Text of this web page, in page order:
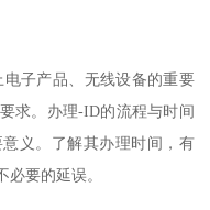
子产品、无线设备的重要
求。办理-ID的流程与时间
义。了解其办理时间，有
要的延误。